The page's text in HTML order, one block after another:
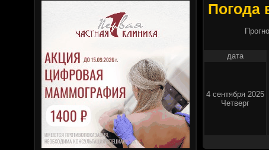
Погода
дата
4 сентября 2025
Четверг